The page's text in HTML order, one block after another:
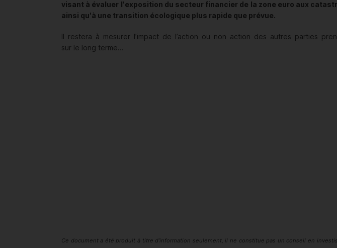
visant à évaluer l'exposition du secteur financier de la zone euro aux
ainsi qu'à une transition écologique plus rapide que prévue.
Il restera à mesurer l’impact de l’action ou non action des autres parties
sur le long terme...
Ce document a été produit à titre d’information seulement, il ne constitue pas un conseil en